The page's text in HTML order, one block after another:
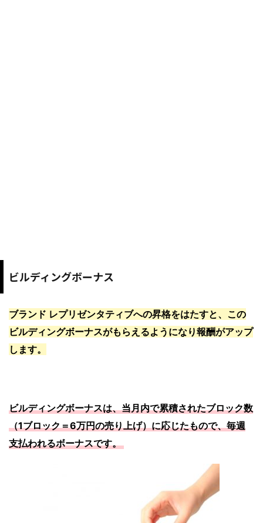
ビルディングボーナス
ブランド レプリゼンタティブへの昇格をはたすと、この
ビルディングボーナスがもらえるようになり報酬がアップ
します。
ビルディングボーナスは、当月内で累積されたブロック数
（1ブロック＝6万円の売り上げ）に応じたもので、毎週
支払われるボーナスです。